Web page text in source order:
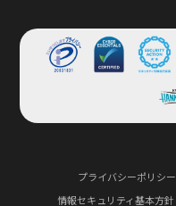
プライバシーポリシー
情報セキュリティ基本方針